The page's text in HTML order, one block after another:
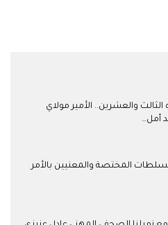
الثالث والعشرين.. الأمير مولاي
أمل…
المختصة والمعنيين بالأمر